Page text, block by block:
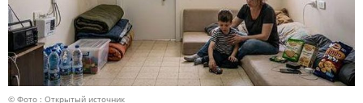
© Фото : Открытый источник